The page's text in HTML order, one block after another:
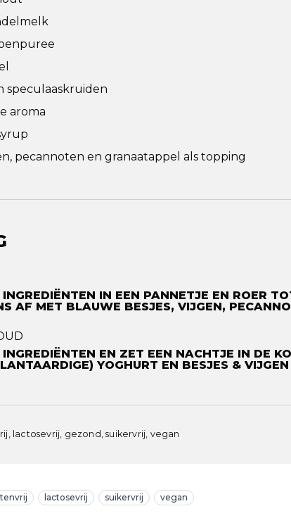
speculaaskruiden
aroma
pecannoten en granaatappel als topping
IN EEN PANNETJE EN ROER
AF MET BLAUWE BESJES, VIJGEN,
EN ZET EEN NACHTJE IN DE
YOGHURT EN BESJES &
lactosevrij, gezond, suikervrij, vegan
lactosevrij suikervrij vegan